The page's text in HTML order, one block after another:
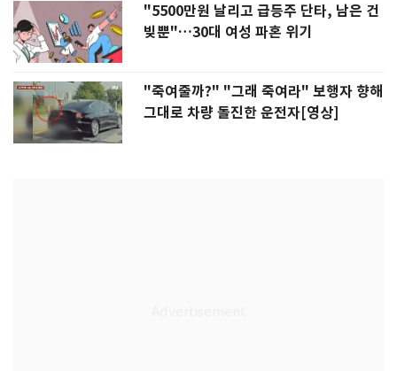
"5500만원 날리고 급등주 단타, 남은 건
빚뿐"…30대 여성 파혼 위기
"죽여줄까?" "그래 죽여라" 보행자 향해
그대로 차량 돌진한 운전자[영상]